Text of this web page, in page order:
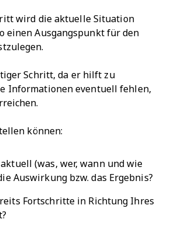
wird die aktuelle Situation
einen Ausgangspunkt für den
Schritt, da er hilft zu
Informationen eventuell fehlen,
können:
(was, wer, wann und wie
Auswirkung bzw. das Ergebnis?
Fortschritte in Richtung Ihres